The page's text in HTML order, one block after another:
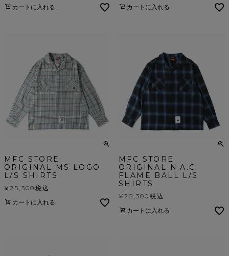
カートに入れる
カートに入れる
MFC STORE
ORIGINAL MS LOGO
L/S SHIRTS
¥ 25,300 税込
カートに入れる
MFC STORE
ORIGINAL N.A.C
FLAME BALL L/S
SHIRTS
¥ 25,300 税込
カートに入れる